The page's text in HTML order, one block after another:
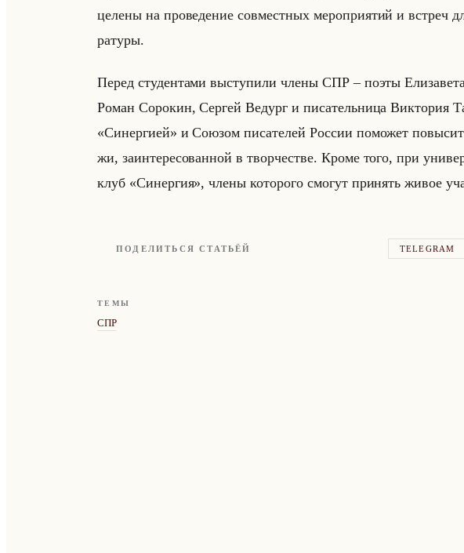
це­ле­ны на про­ве­де­ние сов­мест­ных ме­ро­при­ятий и встреч
ра­ту­ры.
Перед сту­ден­та­ми вы­сту­пи­ли члены СПР – поэты
Роман Со­ро­кин, Сер­гей Ве­дург и пи­са­тельни­ца Вик­то­рия
«Синергией» и Со­юзом пи­са­те­лей Рос­сии по­мо­жет
жи, за­ин­те­ре­со­ван­ной в твор­че­стве. Кроме того, при
клуб «Синергия», члены ко­то­ро­го смо­гут при­нять живое
ПОДЕЛИТЬСЯ СТАТЬЁЙ TELEGRAM
ТЕМЫ
СПР